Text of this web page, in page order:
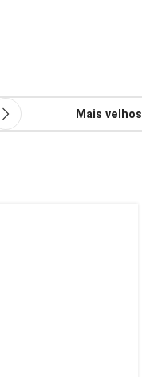
Mais velhos